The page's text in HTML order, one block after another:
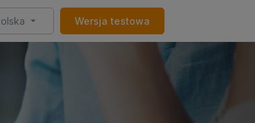
Wersja testowa